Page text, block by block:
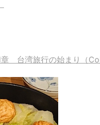
章 台湾旅行の始まり（